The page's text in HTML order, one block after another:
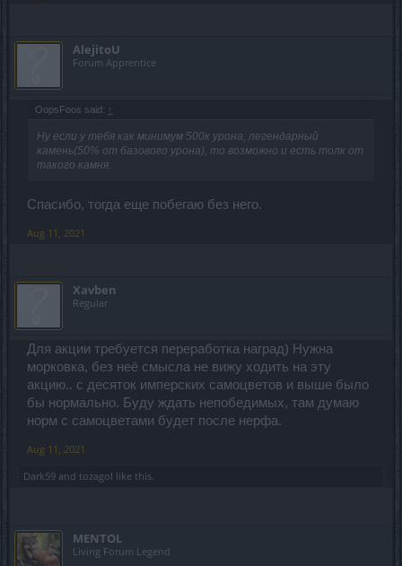
AlejitoU
Forum Apprentice
OopsFoos said: ↑
Ну если у тебя как минимум 500к урона, легендарный
камень(50% от базового урона), то возможно и есть толк от
такого камня.
Спасибо, тогда еще побегаю без него.
Aug 11, 2021
Xavben
Regular
Для акции требуется переработка наград) Нужна
морковка, без неё смысла не вижу ходить на эту
акцию.. с десяток имперских самоцветов и выше было
бы нормально. Буду ждать непобедимых, там думаю
норм с самоцветами будет после нерфа.
Aug 11, 2021
Dark59 and tozagol like this.
MENTOL
Living Forum Legend